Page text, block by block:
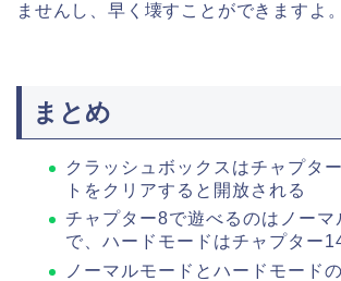
ませんし、早く壊すことができますよ。
まとめ
クラッシュボックスはチャプタ
トをクリアすると開放される
チャプター8で遊べるのはノーマ
で、ハードモードはチャプター
ノーマルモードとハードモード